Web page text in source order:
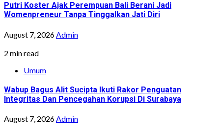
Putri Koster Ajak Perempuan Bali Berani Jadi
Womenpreneur Tanpa Tinggalkan Jati Diri
August 7, 2026 Admin
2 min read
Umum
Wabup Bagus Alit Sucipta Ikuti Rakor Penguatan
Integritas Dan Pencegahan Korupsi Di Surabaya
August 7, 2026Admin